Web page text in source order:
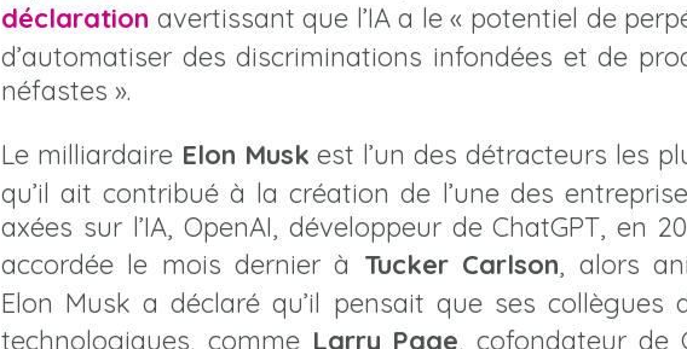
déclaration avertissant que l’IA a le « potentiel de
d’automatiser des discriminations infondées et de
néfastes ».
Le milliardaire Elon Musk est l’un des détracteurs les
qu’il ait contribué à la création de l’une des
axées sur l’IA, OpenAI, développeur de ChatGPT, en
accordée le mois dernier à Tucker Carlson, alors
Elon Musk a déclaré qu’il pensait que ses collègues
technologiques, comme Larry Page, cofondateur de